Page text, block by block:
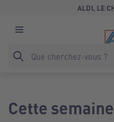
ALDI, LE
Cette